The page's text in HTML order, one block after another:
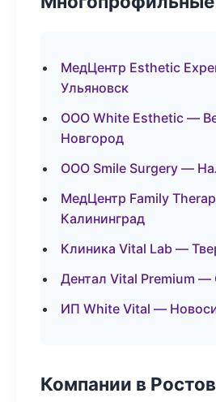
МедЦентр Esthetic
Ульяновск
ООО White Esthetic —
Новгород
ООО Smile Surgery —
МедЦентр Family
Калининград
Клиника Vital Lab —
Дентал Vital Premium
ИП White Vital —
Компании в